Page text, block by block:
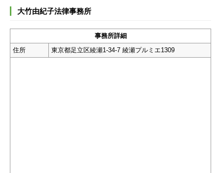
大竹由紀子法律事務所
事務所詳細
住所
東京都足立区綾瀬1-34-7 綾瀬プルミエ1309